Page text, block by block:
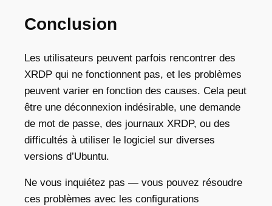
Conclusion
Les utilisateurs peuvent parfois rencontrer des
XRDP qui ne fonctionnent pas, et les problèmes
peuvent varier en fonction des causes. Cela peut
être une déconnexion indésirable, une demande
de mot de passe, des journaux XRDP, ou des
difficultés à utiliser le logiciel sur diverses
versions d’Ubuntu.
Ne vous inquiétez pas — vous pouvez résoudre
ces problèmes avec les configurations